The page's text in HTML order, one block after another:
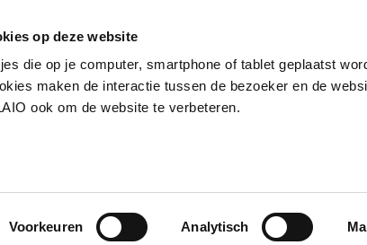
op deze website
die op je computer, smartphone of tablet geplaatst
maken de interactie tussen de bezoeker en de
ook om de website te verbeteren.
Voorkeuren Analytisch
Communicatieverplichtingen & logo's